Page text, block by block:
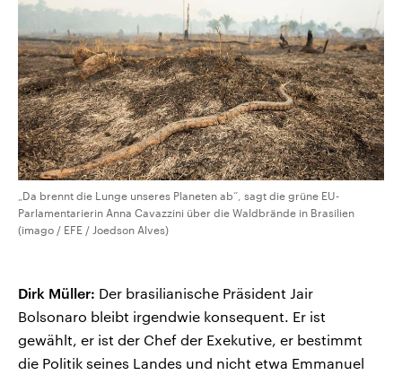
„Da brennt die Lunge unseres Planeten ab“, sagt die grüne EU-
Parlamentarierin Anna Cavazzini über die Waldbrände in Brasilien
(imago / EFE / Joedson Alves)
Dirk Müller: Der brasilianische Präsident Jair
Bolsonaro bleibt irgendwie konsequent. Er ist
gewählt, er ist der Chef der Exekutive, er bestimmt
die Politik seines Landes und nicht etwa Emmanuel